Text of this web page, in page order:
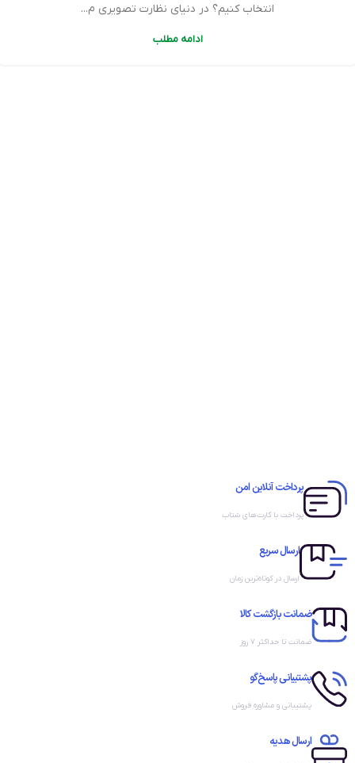
انتخاب کنیم؟ در دنیای نظارت تصویری م...
ادامه مطلب
پرداخت آنلاین امن
پرداخت با کارت‌های شتاب
ارسال سریع
ارسال در کوتاه‌ترین زمان
ضمانت بازگشت کالا
ضمانت تا حداکثر ۷ روز
پشتیبانی پاسخ‌گو
پشتیبانی و مشاوره فروش
ارسال هدیه